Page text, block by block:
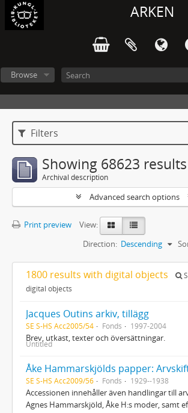
ARKEN
Browse
Filters
Showing 68623 results
Archival description
Advanced search options
Print preview
View:
Direction: Descending
1800 results with digital objects
digital objects
Jacques Outins arkiv, tillägg
SE S-HS Acc2005/54 Fonds 1997-2004
Brev, utkast, texter och översättningar.
Untitled
SE S-HS Acc2009/56 Fonds 1929--1938
Accessionen innehåller även handlingar till
Agnes Hammarskjöld, Åke H:s moder, samt